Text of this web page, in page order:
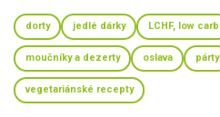
dorty jedlé dárky LCHF, low carb
moučníky a dezerty oslava párty
vegetariánské recepty